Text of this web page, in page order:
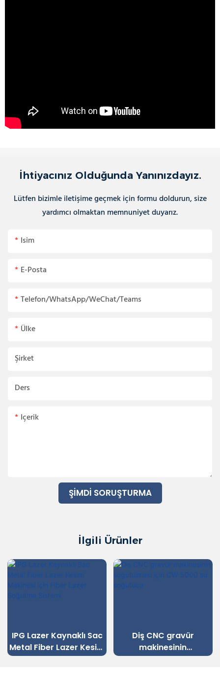
İhtiyacınız Olduğunda Yanınızdayız.
Lütfen bizimle iletişime geçmek için formu doldurun, size
yardımcı olmaktan memnuniyet duyarız.
Isim
E-Posta
Telefon/WhatsApp/WeChat/Teams
Ülke
Şirket
Ders
Içerik
ŞIMDI SORUŞTURMA
İlgili Ürünler
IPG Lazer Kaynaklı Sac
Metal Fiber Lazer Kesim
Makinesi için Fiber Lazer
Diş CNC gravür
makinesinin
soğutulması için CW-